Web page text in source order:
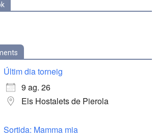
Últim dia torneig
9 ag. 26
Els Hostalets de Pierola
Sortida: Mamma mia